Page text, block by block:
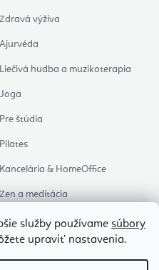
služby používame súbory
upraviť nastavenia.
Zdravá výživa
Ajurvéda
Liečivá hudba a muzikoterapia
Joga
Pre štúdia
Pilates
Kancelária & HomeOffice
Zen a meditácia
Aromaterapia
Zdravý spánok